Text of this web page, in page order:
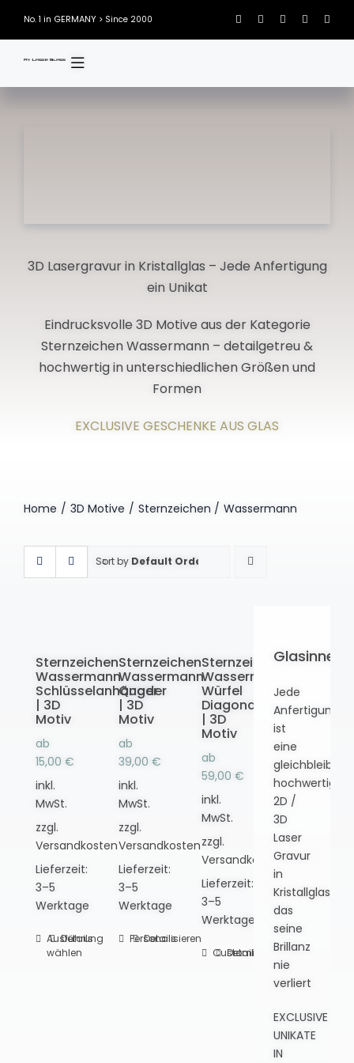
content
No. 1 in GERMANY > Since 2000
3D Lasergravur in Kristallglas – Jede Anfertigung
ein Unikat
Eindrucksvolle 3D Motive aus der Kategorie
Sternzeichen Wassermann – detailgetreu &
hochwertig in unterschiedlichen Größen und
Formen
EXCLUSIVE GESCHENKE AUS GLAS
Home 3D Motive Sternzeichen Wassermann
Sort by Default Order
Sternzeichen
Wassermann
Schlüsselanhänger
| 3D
Motiv
ab
15,00 €
inkl.
MwSt.
zzgl.
Versandkosten
Lieferzeit:
3–5
Werktage
Ausführung
wählen
Dieses
Produkt
Details
Sternzeichen
Wassermann
Quader
| 3D
Motiv
ab
39,00 €
inkl.
MwSt.
zzgl.
Versandkosten
Lieferzeit:
3–5
Werktage
Personalisieren
Dieses
Details
Sternzeichen
Wassermann
Würfel
Diagonal
| 3D
Motiv
ab
59,00 €
inkl.
MwSt.
zzgl.
Versandkosten
Lieferzeit:
3–5
Werktage
Customize
Dieses
Details
Jede
Anfertigung
ist
eine
gleichbleibend
hochwertige
2D /
3D
Laser
Gravur
in
Kristallglas,
das
seine
Brillanz
nie
verliert
EXCLUSIVE
UNIKATE
IN